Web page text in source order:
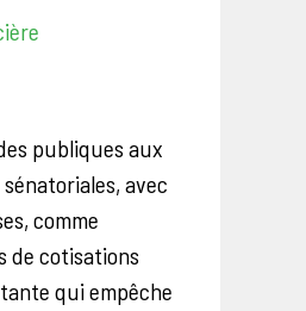
publiques aux
avec
comme
de cotisations
qui empêche